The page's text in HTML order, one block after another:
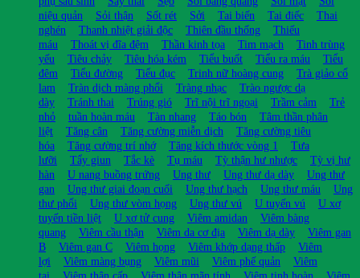
niệu quản
Sỏi thận Sốt rét Sởi Tai biến Tai điếc
Thai
nghén
Thanh nhiệt giải độc Thiên đầu thống
Thiếu
máu
Thoát vị đĩa đệm Thần kinh tọa Tim mạch
Tinh trùng
yếu
Tiêu chảy Tiêu hóa kém Tiểu buốt Tiểu ra máu
Tiểu
đêm
Tiểu đường Tiểu đục Trinh nữ hoàng cung
Trà giảo cổ
lam
Tràn dịch màng phổi Tràng nhạc
Trào ngược dạ
dày
Tránh thai Trúng gió Trĩ nội trĩ ngoại Trầm cảm
Trẻ
nhỏ
tuần hoàn máu Tàn nhang Táo bón
Tâm thần phân
liệt
Tăng cân Tăng cường miễn dịch
Tăng cường tiêu
hóa
Tăng cường trí nhớ Tăng kích thước vòng 1
Tưa
lưỡi
Tẩy giun Tắc kè Tụ máu Tỳ thận hư nhược
Tỳ vị hư
hàn
U nang buồng trứng Ung thư Ung thư dạ dày
Ung thư
gan
Ung thư giai đoạn cuối Ung thư hạch Ung thư máu
Ung
thư phổi
Ung thư vòm họng Ung thư vú U tuyến vú
U xơ
tuyến tiền liệt
U xơ tử cung Viêm amidan
Viêm bàng
quang
Viêm cầu thận Viêm da cơ địa Viêm dạ dày
Viêm gan
B
Viêm gan C Viêm họng Viêm khớp dạng thấp
Viêm
lợi
Viêm màng bụng Viêm mũi Viêm phế quản
Viêm